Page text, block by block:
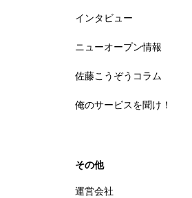
インタビュー
ニューオープン情報
佐藤こうぞうコラム
俺のサービスを聞け！
その他
運営会社